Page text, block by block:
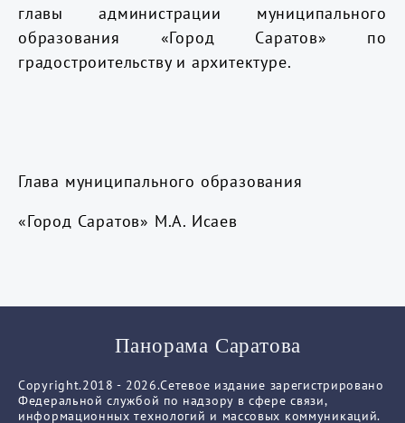
главы администрации муниципального
образования «Город Саратов» по
градостроительству и архитектуре.
Глава муниципального образования
«Город Саратов» М.А. Исаев
Панорама Саратова
Copyright.2018 - 2026.Сетевое издание зарегистрировано
Федеральной службой по надзору в сфере связи,
информационных технологий и массовых коммуникаций.